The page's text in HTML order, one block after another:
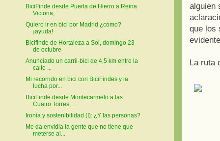
alguien
que los
La ruta
BiciFinde desde Puerta de Hierro a Reina
Victoria,...
Quiero ir en bici por Madrid ¿cómo?
¡ayuda!
Bicifinde de Hortaleza a Sol, domingo 23
de octubre
Anunciado un carril-bici de 4,5 km entre la
calle ...
Mi recorrido en bici con BiciFindes y la
lucha por...
BiciFinde desde Montecarmelo a las
Cuatro Torres, ...
Ironía y sostenibilidad (I): ¿Y las personas?
Me da envidia la gente que no tiene que
meterse al...